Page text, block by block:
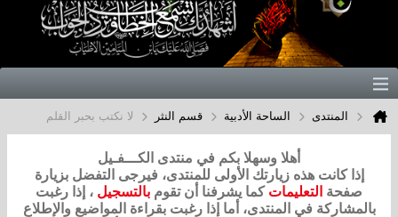
المنتدى الساحة الأدبية قسم النثر لا نكتب بحبر القلم
أهلا وسهلا بكم في منتدى الكـــفـيل
إذا كانت هذه زيارتك الأولى للمنتدى، فيرجى التفضل بزيارة
صفحة التعليمات كما يشرفنا أن تقوم بالتسجيل ، إذا رغبت
بالمشاركة في المنتدى، أما إذا رغبت بقراءة المواضيع والإطلاع